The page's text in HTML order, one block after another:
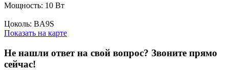
Мощность: 10 Вт
Цоколь: BA9S
Показать на карте
Не нашли ответ на свой вопрос? Звоните прямо
сейчас!